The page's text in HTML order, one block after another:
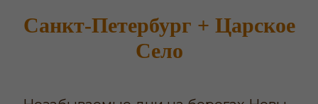
Санкт-Петербург + Царское
Село